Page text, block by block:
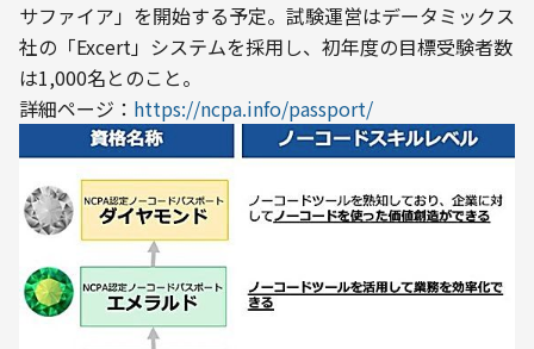
サファイア」を開始する予定。試験運営はデータミックス
社の「Excert」システムを採用し、初年度の目標受験者数
は1,000名とのこと。
詳細ページ： https://ncpa.info/passport/